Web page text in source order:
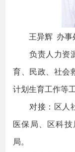
王异辉 办事
负责人力资源
育、民政、社会
计划生育工作等工
对接：区人社
医保局、区科
局。